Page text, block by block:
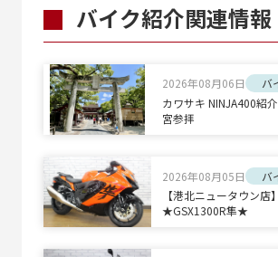
バイク紹介関連情報
2026年08月06日
バ
カワサキ NINJA400紹
宮参拝
2026年08月05日
バ
【港北ニュータウン店
★GSX1300R隼★